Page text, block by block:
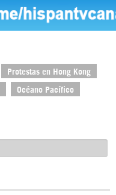
Protestas en Hong Kong
Océano Pacífico